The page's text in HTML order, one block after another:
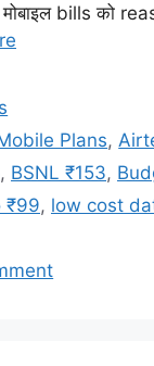
मोबाइल bills को
Plans,
, BSNL ₹153,
₹99, low cost